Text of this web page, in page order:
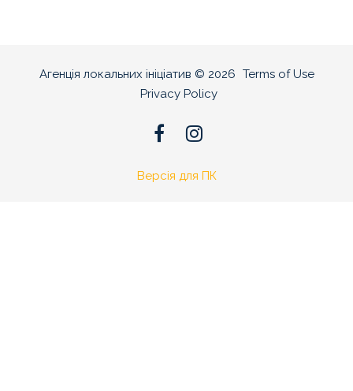
Агенція локальних ініціатив © 2026 Terms of Use
Privacy Policy
Версія для ПК